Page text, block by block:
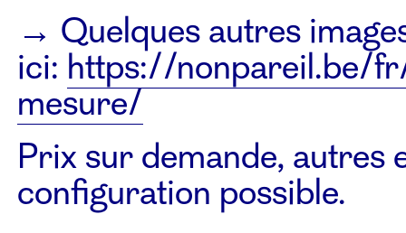
→ Quelques autres
ici: https://nonpareil.be/
mesure/
Prix sur demande, autres
configuration possible.